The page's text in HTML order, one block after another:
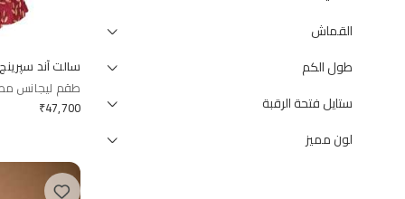
القماش
طول الكم
ستايل فتحة الرقبة
لون مميز
سالت آند سپرينج
طقم ليجانس
₹47,700